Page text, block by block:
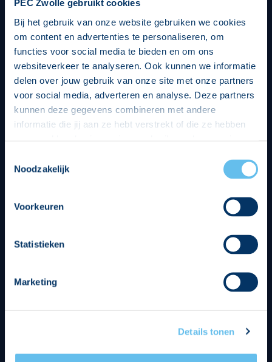
PEC Zwolle gebruikt cookies
Bij het gebruik van onze website gebruiken we cookies
om content en advertenties te personaliseren, om
functies voor social media te bieden en om ons
websiteverkeer te analyseren. Ook kunnen we informatie
delen over jouw gebruik van onze site met onze partners
voor social media, adverteren en analyse. Deze partners
kunnen deze gegevens combineren met andere
informatie die jij aan ze hebt verstrekt of die ze hebben
op een veilige en integere wijze. Je kunt je toestemming
beheren op de privacy- en cookieverklaring pagina.
Noodzakelijk
Voorkeuren
Statistieken
Marketing
Details tonen